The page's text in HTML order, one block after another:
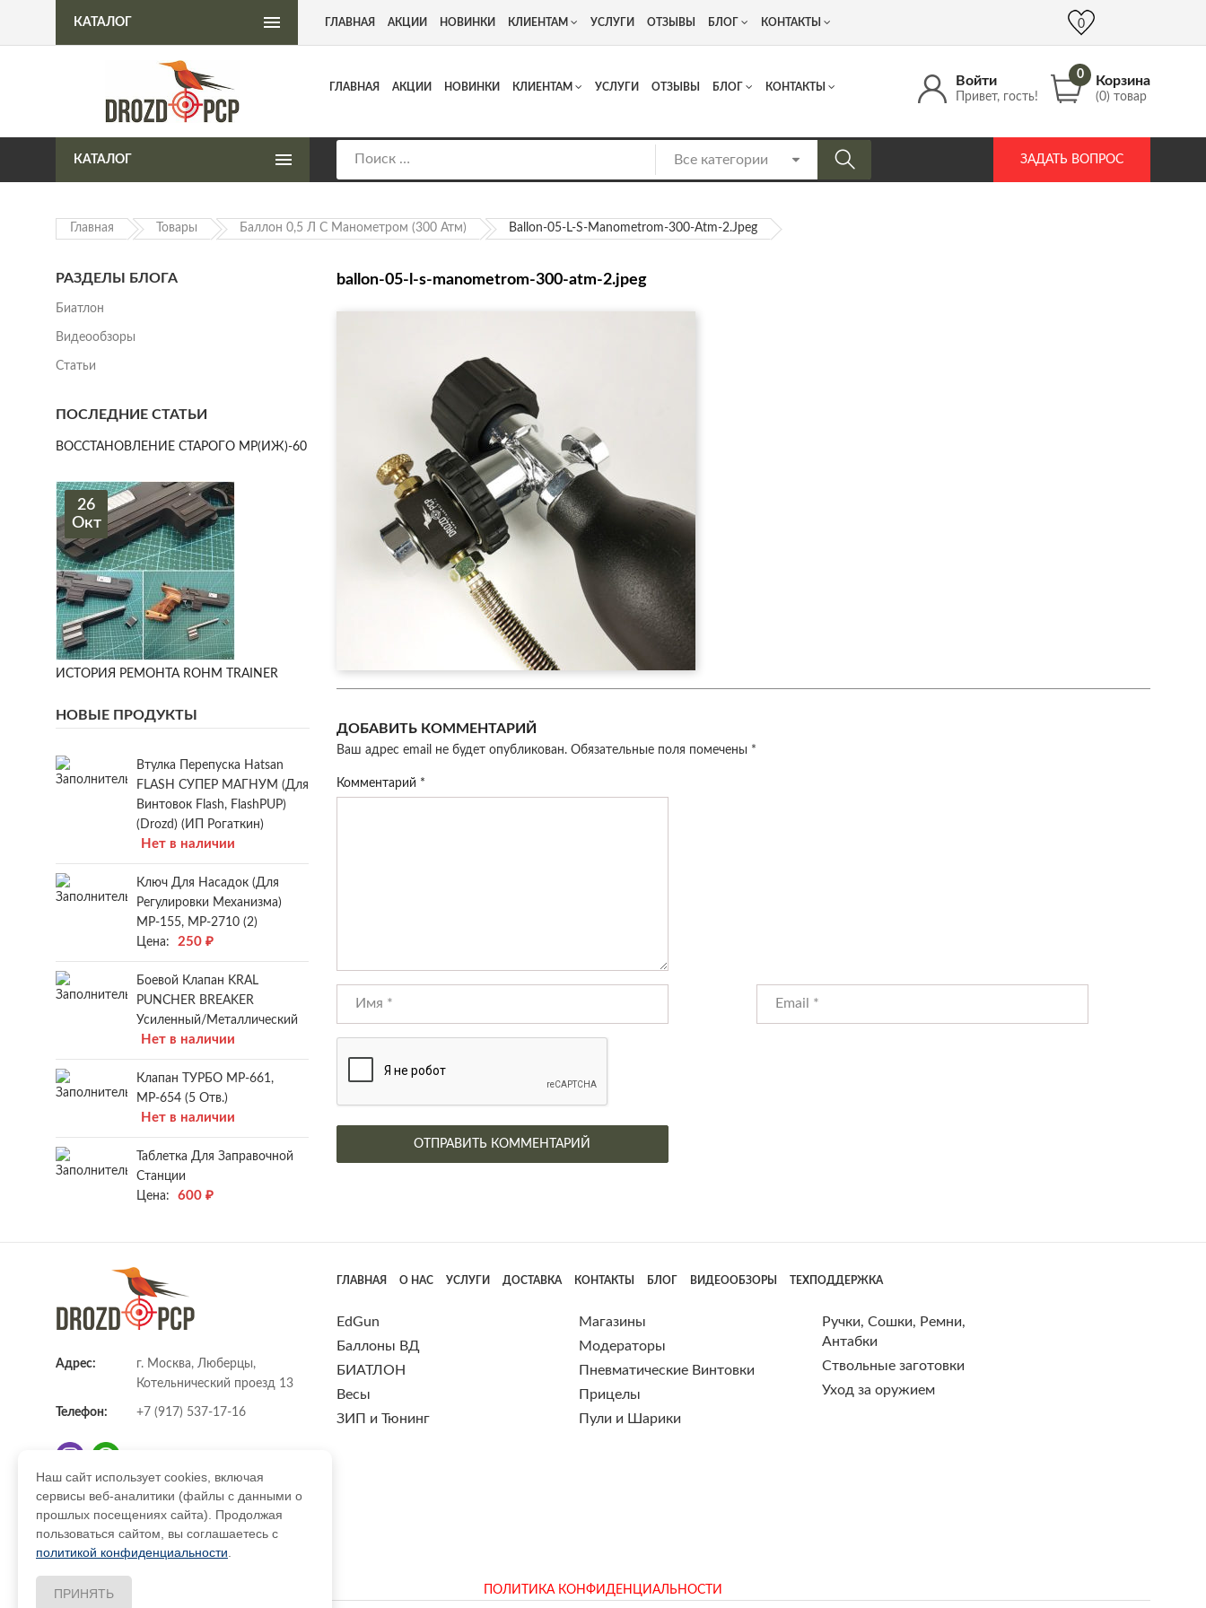
Интернет-магазин пневматического оружия Адрес: г. Москва, Люберцы, Котельнический проезд 13 +7 (917) 537 17 16 info@DrozdPcp.ru
Войти
Привет, гость!
0 Корзина
(0) товар
ГЛАВНАЯ АКЦИИ НОВИНКИ КЛИЕНТАМ УСЛУГИ ОТЗЫВЫ БЛОГ КОНТАКТЫ
КАТАЛОГ ЗАДАТЬ ВОПРОС
КАТАЛОГ ГЛАВНАЯ АКЦИИ НОВИНКИ КЛИЕНТАМ УСЛУГИ ОТЗЫВЫ БЛОГ КОНТАКТЫ 0
Главная Товары Баллон 0,5 Л С Манометром (300 Атм) Ballon-05-L-S-Manometrom-300-Atm-2.jpeg
ballon-05-l-s-manometrom-300-atm-2.jpeg
ДОБАВИТЬ КОММЕНТАРИЙ
Ваш адрес email не будет опубликован. Обязательные поля помечены *
Комментарий *
РАЗДЕЛЫ БЛОГА
Биатлон
Видеообзоры
Статьи
ПОСЛЕДНИЕ СТАТЬИ
ВОССТАНОВЛЕНИЕ СТАРОГО МР(ИЖ)-60
26
Окт
ИСТОРИЯ РЕМОНТА ROHM TRAINER
НОВЫЕ ПРОДУКТЫ
Втулка Перепуска Hatsan
FLASH СУПЕР МАГНУМ (для
Винтовок Flash, FlashPUP)
(Drozd) (ИП Рогаткин)
Нет в наличии
Ключ Для Насадок (для
Регулировки Механизма)
МР-155, МР-2710 (2)
Цена:
250 ₽
Боевой Клапан KRAL
PUNCHER BREAKER
Усиленный/металлический
Нет в наличии
Клапан ТУРБО МР-661,
МР-654 (5 Отв.)
Нет в наличии
Таблетка Для Заправочной
Станции
Цена:
600 ₽
Адрес:
г. Москва, Люберцы,
Котельнический проезд 13
Телефон: +7 (917) 537-17-16
E-mail: info@DrozdPcp.ru
ГЛАВНАЯ О НАС УСЛУГИ ДОСТАВКА КОНТАКТЫ БЛОГ ВИДЕООБЗОРЫ ТЕХПОДДЕРЖКА
EdGun
Баллоны ВД
БИАТЛОН
Весы
ЗИП и Тюнинг
Магазины
Модераторы
Пневматические Винтовки
Прицелы
Пули и Шарики
Ручки, Сошки, Ремни,
Антабки
Ствольные заготовки
Уход за оружием
ПОЛИТИКА КОНФИДЕНЦИАЛЬНОСТИ
Наш сайт использует cookies, включая
сервисы веб-аналитики (файлы с данными о
прошлых посещениях сайта). Продолжая
пользоваться сайтом, вы соглашаетесь с
политикой конфиденциальности
ПРИНЯТЬ